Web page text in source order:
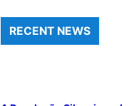
RECENT NEWS